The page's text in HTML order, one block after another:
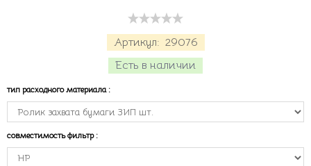
Артикул: 29076
Есть в наличии
тип расходного материала :
совместимость фильтр :